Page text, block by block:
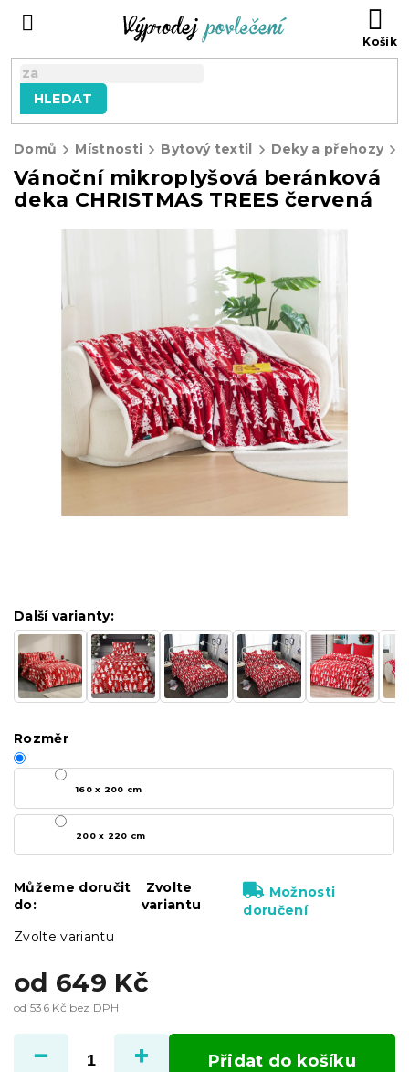
HLEDAT
Domů Místnosti Bytový textil Deky a přehozy
Vánoční mikroplyšová beránková
deka CHRISTMAS TREES červená
od 649 Kč
od 536 Kč bez DPH
cena:
Zvolte variantu
Další varianty:
Rozměr
160 x 200 cm
200 x 220 cm
Můžeme doručit
do:
Zvolte
variantu
Možnosti
doručení
Přidat do košíku